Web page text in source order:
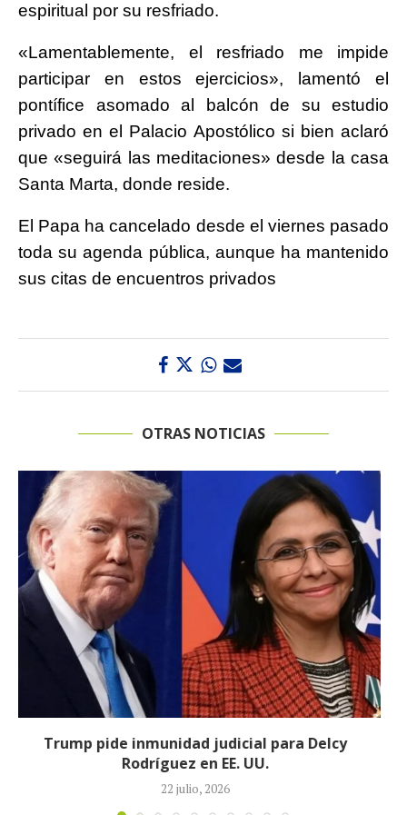
espiritual por su resfriado.
«Lamentablemente, el resfriado me impide
participar en estos ejercicios», lamentó el
pontífice asomado al balcón de su estudio
privado en el Palacio Apostólico si bien aclaró
que «seguirá las meditaciones» desde la casa
Santa Marta, donde reside.
El Papa ha cancelado desde el viernes pasado
toda su agenda pública, aunque ha mantenido
sus citas de encuentros privados
OTRAS NOTICIAS
Johan Sebastián Durán, el colombiano que murió
durante operativo de ICE en...
14 julio, 2026